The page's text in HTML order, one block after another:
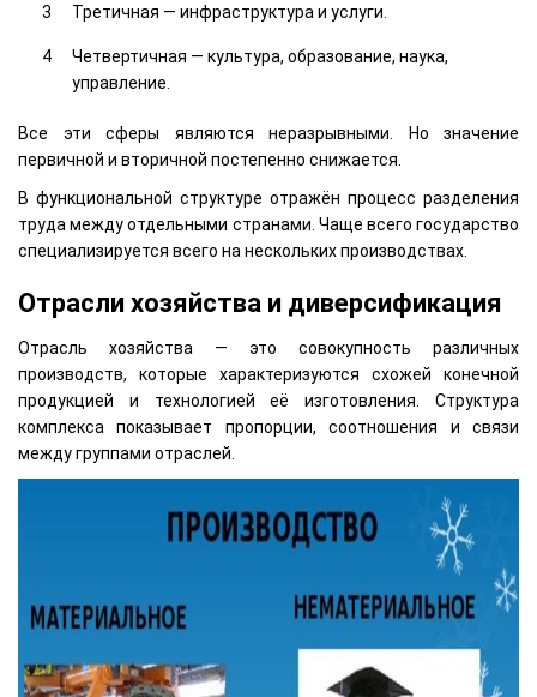
Третичная — инфраструктура и услуги.
Четвертичная — культура, образование, наука,
управление.
Все эти сферы являются неразрывными. Но значение
первичной и вторичной постепенно снижается.
В функциональной структуре отражён процесс разделения
труда между отдельными странами. Чаще всего государство
специализируется всего на нескольких производствах.
Отрасли хозяйства и диверсификация
Отрасль хозяйства — это совокупность различных
производств, которые характеризуются схожей конечной
продукцией и технологией её изготовления. Структура
комплекса показывает пропорции, соотношения и связи
между группами отраслей.